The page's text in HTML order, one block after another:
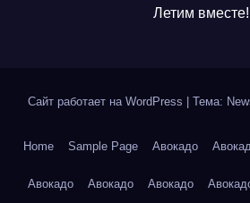
Летим вместе!
Сайт работает на WordPress Тема:
Home Sample Page Авокадо
Авокадо Авокадо Авокадо